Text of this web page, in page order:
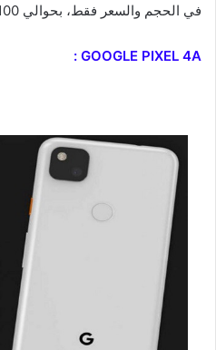
في الحجم والسعر فقط، بحوالي 100 دولار أقل.
GOOGLE PIXEL 4A :